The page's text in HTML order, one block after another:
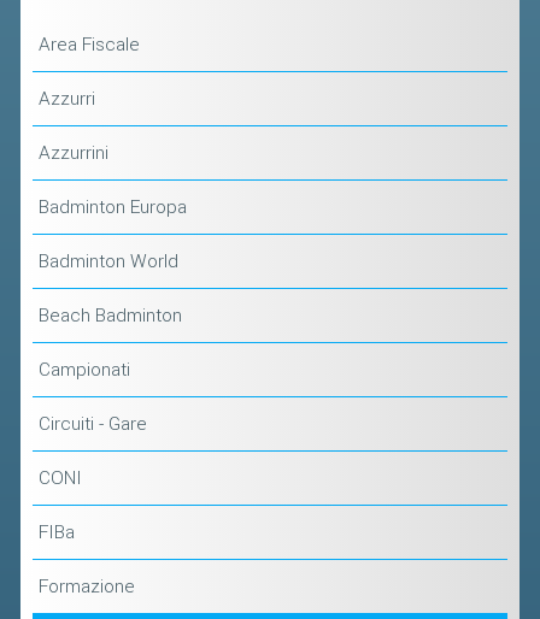
Area Fiscale
Azzurri
Azzurrini
Badminton Europa
Badminton World
Beach Badminton
Campionati
Circuiti - Gare
CONI
FIBa
Formazione
PREPARAZIONE OLIMPICA E
PUBBLICI
IMPIANTI SPORTIVI PUBBLICI
ALTRI CONTENUTI